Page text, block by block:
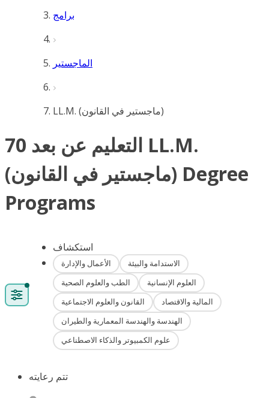
برامج
الماجستير
LL.M. (ماجستير في القانون)
70 التعليم عن بعد LL.M.
(ماجستير في القانون) Degree
Programs
استكشاف
الأعمال والإدارة
الاستدامة والبيئة
الطب والعلوم الصحية
العلوم الإنسانية
القانون والعلوم الاجتماعية
المالية والاقتصاد
الهندسة والهندسة المعمارية والطيران
علوم الكمبيوتر والذكاء الاصطناعي
تتم رعايته